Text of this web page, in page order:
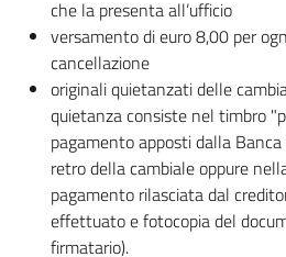
che la presenta all’ufficio
versamento di euro 8,00 per
cancellazione
originali quietanzati delle
quietanza consiste nel timbro
pagamento apposti dalla
retro della cambiale oppure
pagamento rilasciata dal
effettuato e fotocopia del
firmatario).